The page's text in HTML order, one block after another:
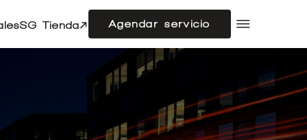
SG Tienda Agendar servicio
Doble cabina
tu auto
Acerca de SG Autos
Flotas